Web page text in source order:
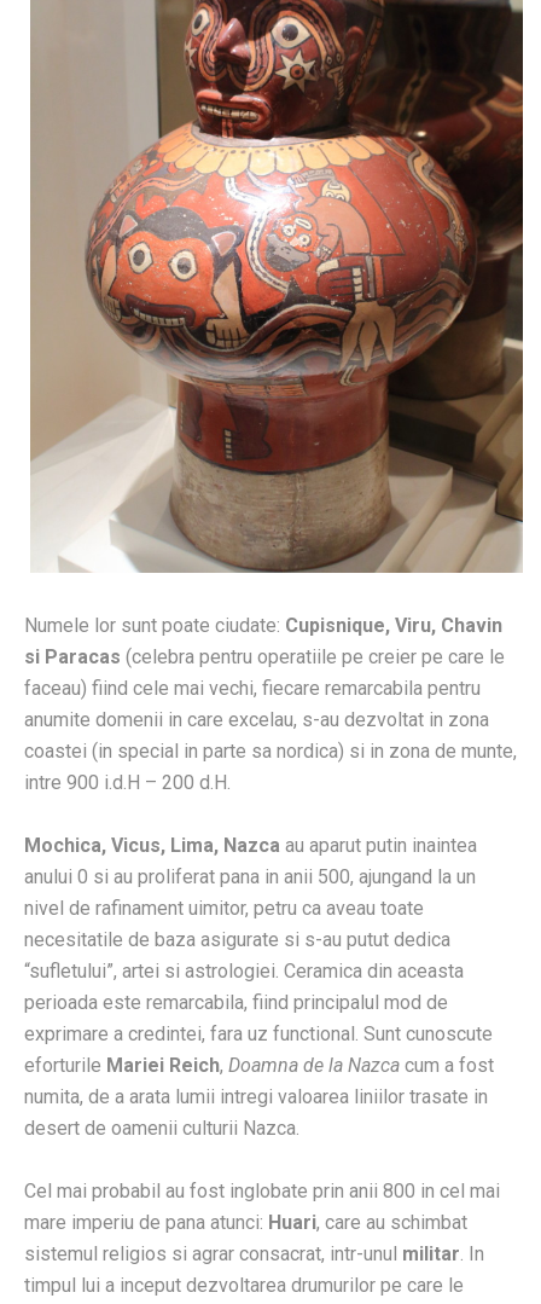
Numele lor sunt poate ciudate: Cupisnique, Viru, Chavin
si Paracas (celebra pentru operatiile pe creier pe care le
faceau) fiind cele mai vechi, fiecare remarcabila pentru
anumite domenii in care excelau, s-au dezvoltat in zona
coastei (in special in parte sa nordica) si in zona de munte,
intre 900 i.d.H – 200 d.H.
Mochica, Vicus, Lima, Nazca au aparut putin inaintea
anului 0 si au proliferat pana in anii 500, ajungand la un
nivel de rafinament uimitor, petru ca aveau toate
necesitatile de baza asigurate si s-au putut dedica
“sufletului”, artei si astrologiei. Ceramica din aceasta
perioada este remarcabila, fiind principalul mod de
exprimare a credintei, fara uz functional. Sunt cunoscute
eforturile Mariei Reich, Doamna de la Nazca cum a fost
numita, de a arata lumii intregi valoarea liniilor trasate in
desert de oamenii culturii Nazca.
Cel mai probabil au fost inglobate prin anii 800 in cel mai
mare imperiu de pana atunci: Huari, care au schimbat
sistemul religios si agrar consacrat, intr-unul militar. In
timpul lui a inceput dezvoltarea drumurilor pe care le